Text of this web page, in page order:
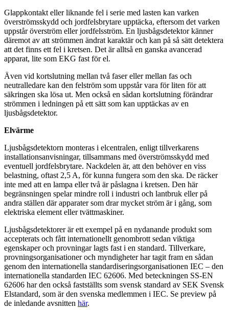
Glappkontakt eller liknande fel i serie med lasten kan varken
överströmsskydd och jordfelsbrytare upptäcka, eftersom det varken
uppstår överström eller jordfelsström. En ljusbågsdetektor känner
däremot av att strömmen ändrat karaktär och kan på så sätt detektera
att det finns ett fel i kretsen. Det är alltså en ganska avancerad
apparat, lite som EKG fast för el.
Även vid kortslutning mellan två faser eller mellan fas och
neutralledare kan den felström som uppstår vara för liten för att
säkringen ska lösa ut. Men också en sådan kortslutning förändrar
strömmen i ledningen på ett sätt som kan upptäckas av en
ljusbågsdetektor.
Elvärme
Ljusbågsdetektorn monteras i elcentralen, enligt tillverkarens
installationsanvisningar, tillsammans med överströmsskydd med
eventuell jordfelsbrytare. Nackdelen är, att den behöver en viss
belastning, oftast 2,5 A, för kunna fungera som den ska. De räcker
inte med att en lampa eller två är påslagna i kretsen. Den här
begränsningen spelar mindre roll i industri och lantbruk eller på
andra ställen där apparater som drar mycket ström är i gång, som
elektriska element eller tvättmaskiner.
Ljusbågsdetektorer är ett exempel på en nydanande produkt som
accepterats och fått internationellt genombrott sedan viktiga
egenskaper och provningar lagts fast i en standard. Tillverkare,
provningsorganisationer och myndigheter har tagit fram en sådan
genom den internationella standardiseringsorganisationen IEC – den
internationella standarden IEC 62606. Med beteckningen SS-EN
62606 har den också fastställts som svensk standard av SEK Svensk
Elstandard, som är den svenska medlemmen i IEC. Se preview på
de inledande avsnitten här.